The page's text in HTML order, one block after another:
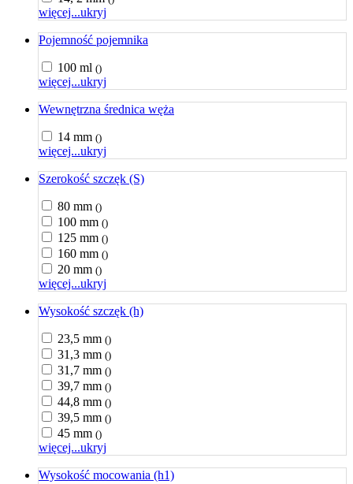
więcej...ukryj
Pojemność pojemnika
100 ml ()
więcej...ukryj
Wewnętrzna średnica węża
14 mm ()
więcej...ukryj
Szerokość szczęk (S)
80 mm ()
100 mm ()
125 mm ()
160 mm ()
20 mm ()
więcej...ukryj
Wysokość szczęk (h)
23,5 mm ()
31,3 mm ()
31,7 mm ()
39,7 mm ()
44,8 mm ()
39,5 mm ()
45 mm ()
więcej...ukryj
Wysokość mocowania (h1)